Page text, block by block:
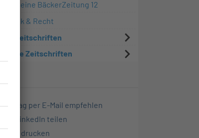
Allgemeine BäckerZeitung 12
Logistik & Recht
R&W Zeitschriften
Weitere Zeitschriften
Beitrag per E-Mail empfehlen
Auf LinkedIn teilen
Seite drucken